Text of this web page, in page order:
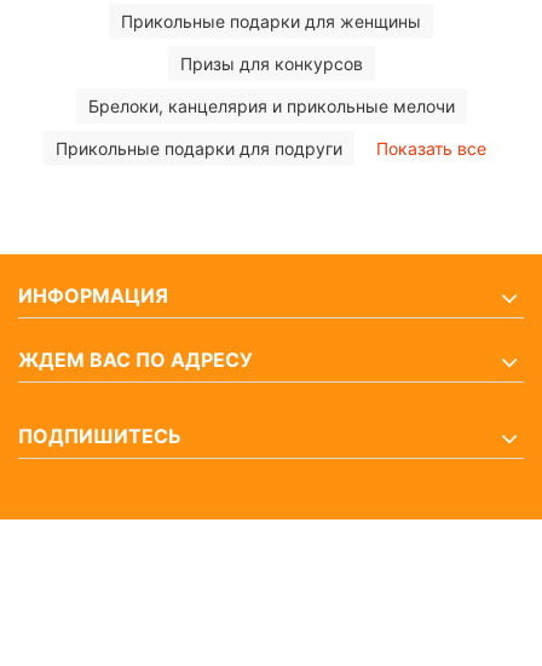
Прикольные подарки для женщины
Призы для конкурсов
Брелоки, канцелярия и прикольные мелочи
Прикольные подарки для подруги Показать все
ИНФОРМАЦИЯ
ЖДЕМ ВАС ПО АДРЕСУ
ПОДПИШИТЕСЬ